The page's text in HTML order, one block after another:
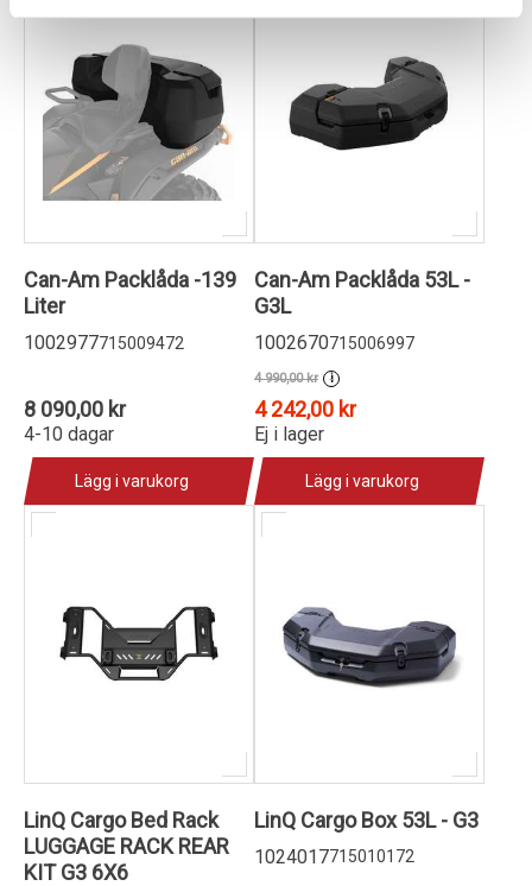
Can-Am Packlåda -139
Liter
1002977715009472
8 090,00 kr
4-10 dagar
Lägg i varukorg
Can-Am Packlåda 53L -
G3L
1002670715006997
4 990,00 kr i
4 242,00 kr
Ej i lager
Lägg i varukorg
LinQ Cargo Bed Rack
LUGGAGE RACK REAR
KIT G3 6X6
LinQ Cargo Box 53L - G3
1024017715010172